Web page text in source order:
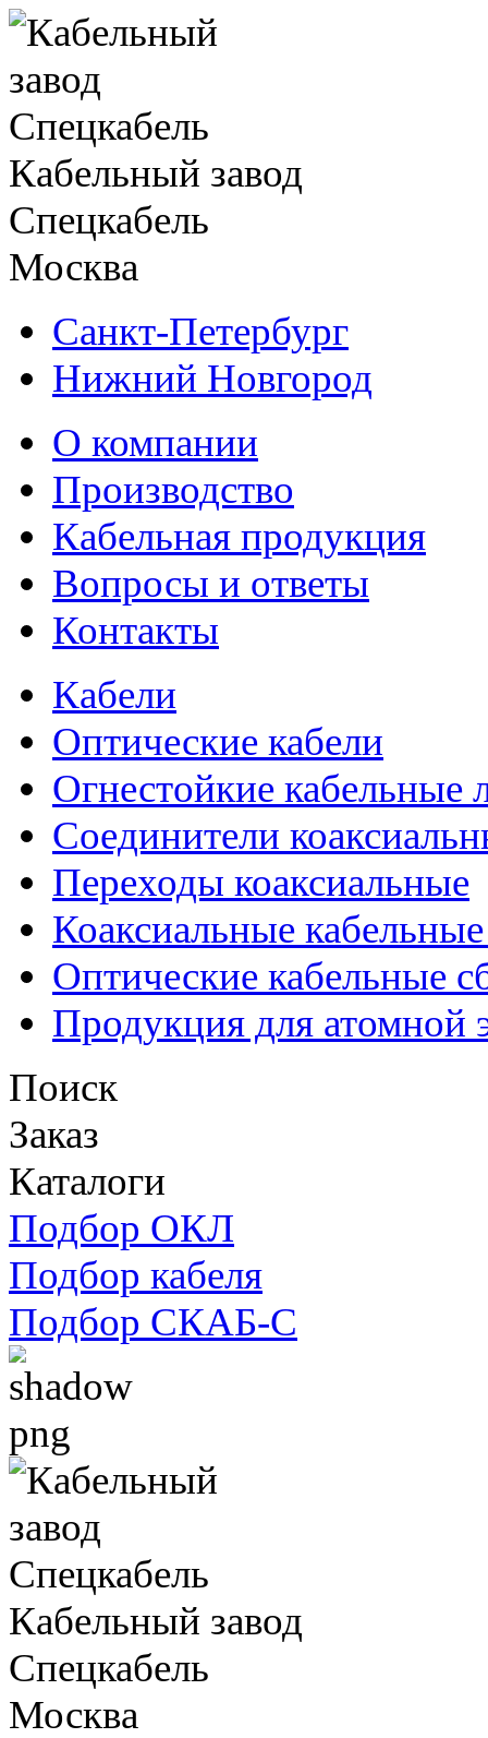
Кабельный завод
Спецкабель
Москва
Санкт-Петербург
Нижний Новгород
О компании
Производство
Кабельная продукция
Вопросы и ответы
Контакты
Кабели
Оптические кабели
Огнестойкие кабельные
Соединители
Переходы коаксиальные
Коаксиальные
Оптические кабельные
Продукция для атомной
Поиск
Заказ
Каталоги
Подбор ОКЛ
Подбор кабеля
Подбор СКАБ-С
Кабельный завод
Спецкабель
Москва